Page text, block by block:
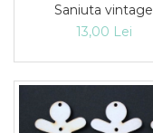
Saniuta vintage
13,00 Lei